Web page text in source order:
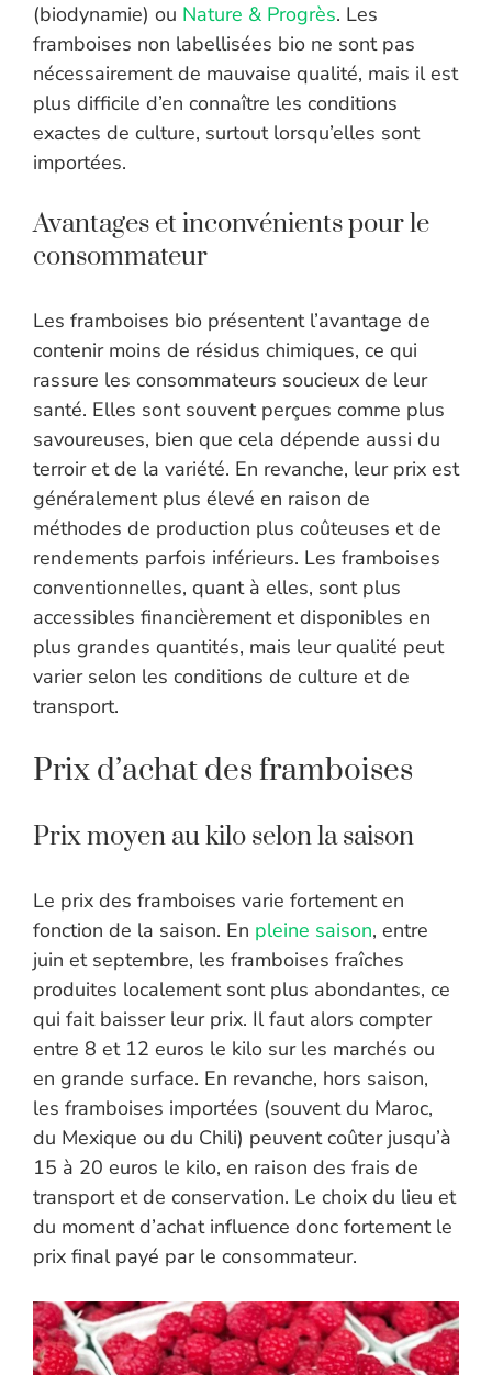
(biodynamie) ou Nature & Progrès. Les
framboises non labellisées bio ne sont pas
nécessairement de mauvaise qualité, mais il est
plus difficile d’en connaître les conditions
exactes de culture, surtout lorsqu’elles sont
importées.
Avantages et inconvénients pour le
consommateur
Les framboises bio présentent l’avantage de
contenir moins de résidus chimiques, ce qui
rassure les consommateurs soucieux de leur
santé. Elles sont souvent perçues comme plus
savoureuses, bien que cela dépende aussi du
terroir et de la variété. En revanche, leur prix est
généralement plus élevé en raison de
méthodes de production plus coûteuses et de
rendements parfois inférieurs. Les framboises
conventionnelles, quant à elles, sont plus
accessibles financièrement et disponibles en
plus grandes quantités, mais leur qualité peut
varier selon les conditions de culture et de
transport.
Prix d’achat des framboises
Prix moyen au kilo selon la saison
Le prix des framboises varie fortement en
fonction de la saison. En pleine saison, entre
juin et septembre, les framboises fraîches
produites localement sont plus abondantes, ce
qui fait baisser leur prix. Il faut alors compter
entre 8 et 12 euros le kilo sur les marchés ou
en grande surface. En revanche, hors saison,
les framboises importées (souvent du Maroc,
du Mexique ou du Chili) peuvent coûter jusqu’à
15 à 20 euros le kilo, en raison des frais de
transport et de conservation. Le choix du lieu et
du moment d’achat influence donc fortement le
prix final payé par le consommateur.